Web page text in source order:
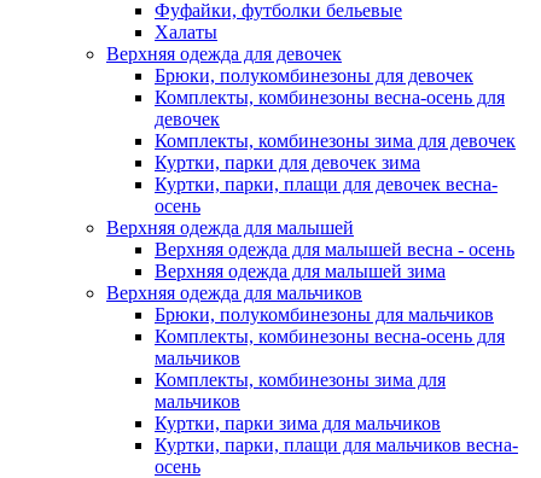
Фуфайки, футболки бельевые
Халаты
Верхняя одежда для девочек
Брюки, полукомбинезоны для девочек
Комплекты, комбинезоны весна-осень для
девочек
Комплекты, комбинезоны зима для девочек
Куртки, парки для девочек зима
Куртки, парки, плащи для девочек весна-
осень
Верхняя одежда для малышей
Верхняя одежда для малышей весна - осень
Верхняя одежда для малышей зима
Верхняя одежда для мальчиков
Брюки, полукомбинезоны для мальчиков
Комплекты, комбинезоны весна-осень для
мальчиков
Комплекты, комбинезоны зима для
мальчиков
Куртки, парки зима для мальчиков
Куртки, парки, плащи для мальчиков весна-
осень